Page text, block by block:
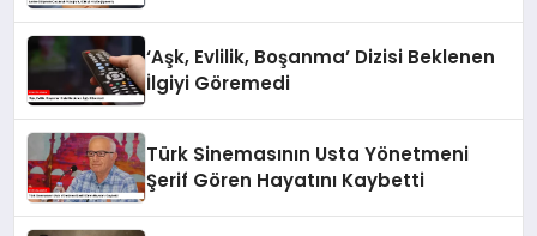
‘Aşk, Evlilik, Boşanma’ Dizisi Beklenen
İlgiyi Göremedi
Türk Sinemasının Usta Yönetmeni
Şerif Gören Hayatını Kaybetti